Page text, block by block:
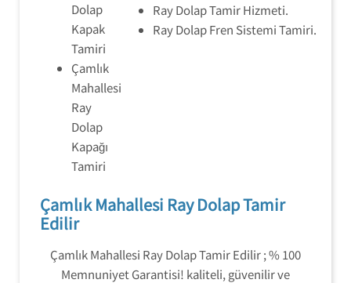
Dolap
Kapak
Tamiri
Çamlık
Mahallesi
Ray
Dolap
Kapağı
Tamiri
Ray Dolap Tamir Hizmeti.
Ray Dolap Fren Sistemi Tamiri.
Çamlık Mahallesi Ray Dolap Tamir
Edilir
Çamlık Mahallesi Ray Dolap Tamir Edilir ; % 100
Memnuniyet Garantisi! kaliteli, güvenilir ve